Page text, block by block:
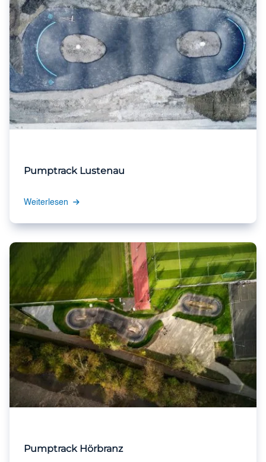
Pumptrack Lustenau
Weiterlesen
Pumptrack Hörbranz